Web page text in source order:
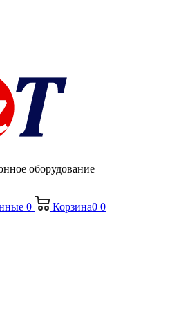
оборудование
0 Корзина0 0